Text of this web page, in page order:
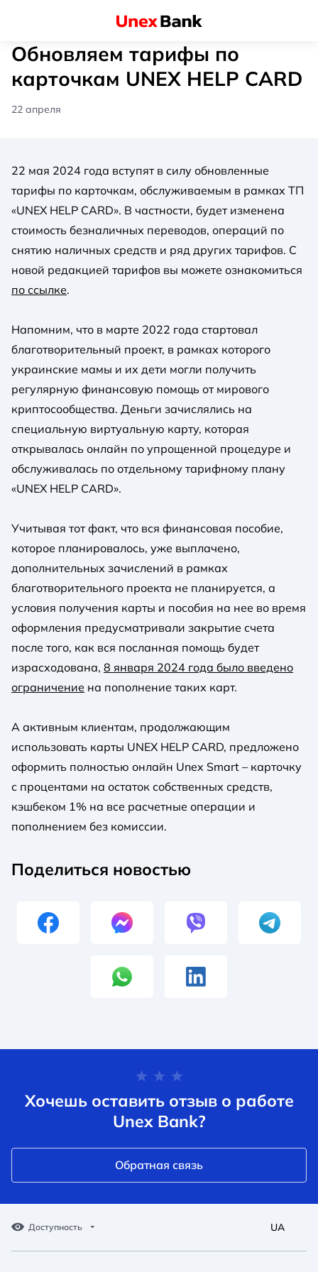
Обновляем тарифы по
карточкам UNEX HELP CARD
22 апреля
22 мая 2024 года вступят в силу обновленные
тарифы по карточкам, обслуживаемым в рамках ТП
«UNEX HELP CARD». В частности, будет изменена
стоимость безналичных переводов, операций по
снятию наличных средств и ряд других тарифов. С
новой редакцией тарифов вы можете ознакомиться
по ссылке.
Напомним, что в марте 2022 года стартовал
благотворительный проект, в рамках которого
украинские мамы и их дети могли получить
регулярную финансовую помощь от мирового
криптосообщества. Деньги зачислялись на
специальную виртуальную карту, которая
открывалась онлайн по упрощенной процедуре и
обслуживалась по отдельному тарифному плану
«UNEX HELP CARD».
Учитывая тот факт, что вся финансовая пособие,
которое планировалось, уже выплачено,
дополнительных зачислений в рамках
благотворительного проекта не планируется, а
условия получения карты и пособия на нее во время
оформления предусматривали закрытие счета
после того, как вся посланная помощь будет
израсходована, 8 января 2024 года было введено
ограничение на пополнение таких карт.
А активным клиентам, продолжающим
использовать карты UNEX HELP CARD, предложено
оформить полностью онлайн Unex Smart – карточку
с процентами на остаток собственных средств,
кэшбеком 1% на все расчетные операции и
пополнением без комиссии.
Поделиться новостью
Хочешь оставить отзыв о работе
Unex Bank?
Обратная связь
Доступность UA